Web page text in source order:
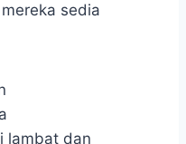
sedia
lambat dan